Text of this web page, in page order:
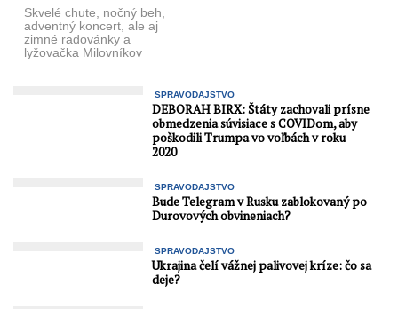
Skvelé chute, nočný beh,
adventný koncert, ale aj
zimné radovánky a
lyžovačka Milovníkov
SPRAVODAJSTVO
DEBORAH BIRX: Štáty zachovali prísne
obmedzenia súvisiace s COVIDom, aby
poškodili Trumpa vo voľbách v roku
2020
SPRAVODAJSTVO
Bude Telegram v Rusku zablokovaný po
Durovových obvineniach?
SPRAVODAJSTVO
Ukrajina čelí vážnej palivovej kríze: čo sa
deje?